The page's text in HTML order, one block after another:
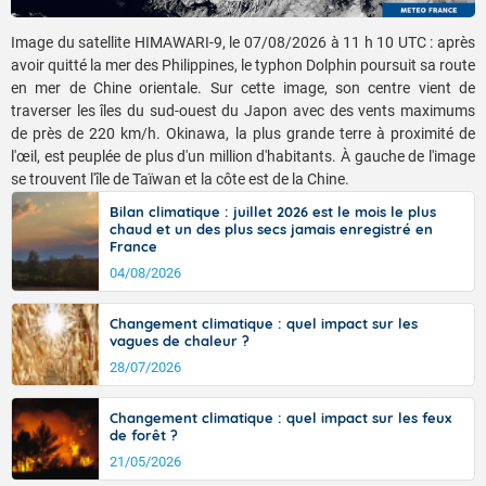
TENDANCE POUR LES JOURS SUIVANTS
Voici les températures maximales prévues pour le
samedi 08 août 2026 : Brest : 30 Paris : 31 Lyon : 35
Biarritz : 28 Cherbourg : 26 Tours : 32 Clermont-Fd : 34
Perpignan : 34 Rennes : 32 Nancy : 32 Limoges : 35
Marseille : 36 Nantes : 34 Strasbourg : 34 Bordeaux :
Image du satellite HIMAWARI-9, le 07/08/2026 à 11 h 10 UTC : après
avoir quitté la mer des Philippines, le typhon Dolphin poursuit sa route
en mer de Chine orientale. Sur cette image, son centre vient de
traverser les îles du sud-ouest du Japon avec des vents maximums
de près de 220 km/h. Okinawa, la plus grande terre à proximité de
l'œil, est peuplée de plus d'un million d'habitants. À gauche de l'image
se trouvent l'île de Taïwan et la côte est de la Chine.
Bilan climatique : juillet 2026 est le mois le plus
chaud et un des plus secs jamais enregistré en
France
04/08/2026
Changement climatique : quel impact sur les
vagues de chaleur ?
28/07/2026
Changement climatique : quel impact sur les feux
de forêt ?
21/05/2026